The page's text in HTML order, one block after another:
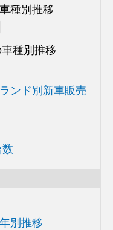
車種別推移
車種別推移
ンド別新車販売
年別推移